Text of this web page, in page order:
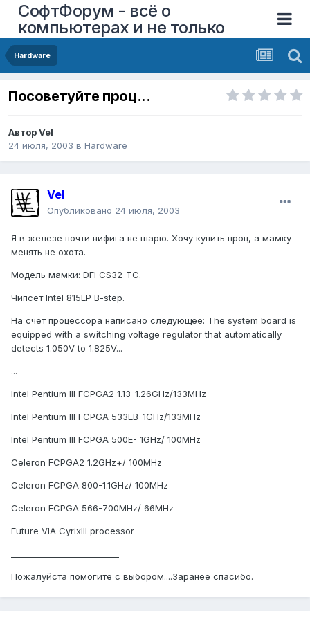
СофтФорум - всё о
компьютерах и не только
Hardware
Посоветуйте проц...
АвторVel
24 июля, 2003 в Hardware
Vel
Опубликовано 24 июля, 2003
Я в железе почти нифига не шарю. Хочу купить проц, а мамку
менять не охота.
Модель мамки: DFI CS32-TC.
Чипсет Intel 815EP B-step.
На счет процессора написано следующее: The system board is
equipped with a switching voltage regulator that automatically
detects 1.050V to 1.825V...
...
Intel Pentium III FCPGA2 1.13-1.26GHz/133MHz
Intel Pentium III FCPGA 533EB-1GHz/133MHz
Intel Pentium III FCPGA 500E- 1GHz/ 100MHz
Celeron FCPGA2 1.2GHz+/ 100MHz
Celeron FCPGA 800-1.1GHz/ 100MHz
Celeron FCPGA 566-700MHz/ 66MHz
Future VIA CyrixIII processor
Пожалуйста помогите с выбором....Заранее спасибо.